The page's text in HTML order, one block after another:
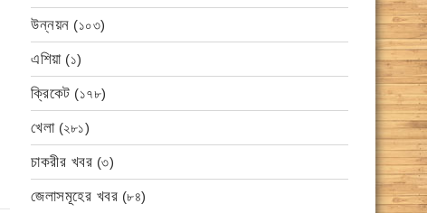
উন্নয়ন (১০৩)
এশিয়া(১)
ক্রিকেট (১৭৮)
খেলা(২৮১)
চাকরীর খবর (৩)
জেলাসমূহের খবর (৮৪)